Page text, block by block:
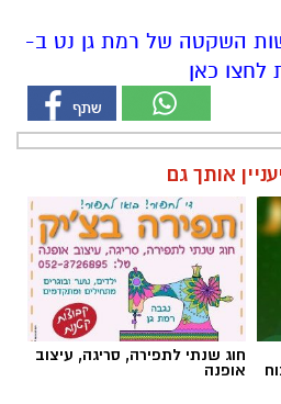
השקטה של רמת גן נט ב-
אותך גם
חוג שנתי לתפירה, סריגה, עיצוב
אופנה